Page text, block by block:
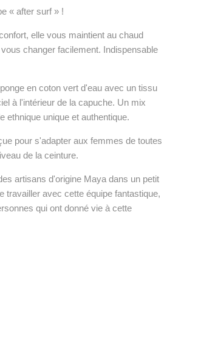
« after surf » !
elle vous maintient au chaud
changer facilement. Indispensable
en coton vert d'eau avec un tissu
à l'intérieur de la capuche. Un mix
ethnique unique et authentique.
pour s'adapter aux femmes de toutes
de la ceinture.
artisans d'origine Maya dans un petit
travailler avec cette équipe fantastique,
qui ont donné vie à cette